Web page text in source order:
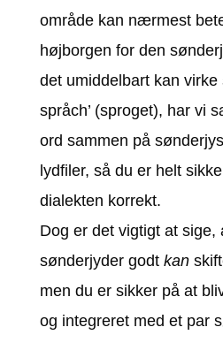
område kan nærmest
højborgen for den
det umiddelbart kan
språch’ (sproget), har vi
ord sammen på
lydfiler, så du er helt
dialekten korrekt.
Dog er det vigtigt at sige,
sønderjyder godt kan
men du er sikker på at
og integreret med et par